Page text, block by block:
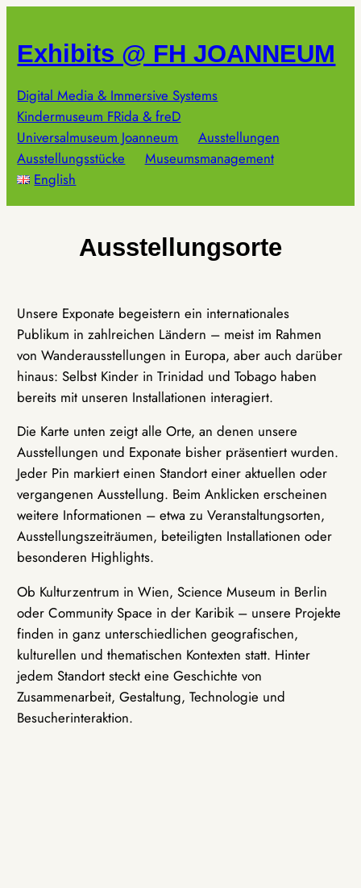
springen
Exhibits @ FH JOANNEUM
Digital Media & Immersive Systems
Kindermuseum FRida & freD
Universalmuseum Joanneum
Ausstellungen
Ausstellungsstücke
Museumsmanagement
English
Ausstellungsorte
Unsere Exponate begeistern ein internationales
Publikum in zahlreichen Ländern – meist im Rahmen
von Wanderausstellungen in Europa, aber auch darüber
hinaus: Selbst Kinder in Trinidad und Tobago haben
bereits mit unseren Installationen interagiert.
Die Karte unten zeigt alle Orte, an denen unsere
Ausstellungen und Exponate bisher präsentiert wurden.
Jeder Pin markiert einen Standort einer aktuellen oder
vergangenen Ausstellung. Beim Anklicken erscheinen
weitere Informationen – etwa zu Veranstaltungsorten,
Ausstellungszeiträumen, beteiligten Installationen oder
besonderen Highlights.
Ob Kulturzentrum in Wien, Science Museum in Berlin
oder Community Space in der Karibik – unsere Projekte
finden in ganz unterschiedlichen geografischen,
kulturellen und thematischen Kontexten statt. Hinter
jedem Standort steckt eine Geschichte von
Zusammenarbeit, Gestaltung, Technologie und
Besucherinteraktion.